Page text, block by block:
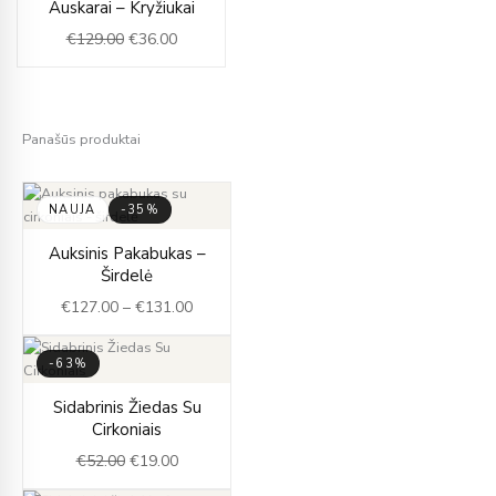
Auskarai – Kryžiukai
€129.00
was:
€129.00.
€36.00
is:
€36.00.
Panašūs produktai
NAUJA -35%
Auksinis Pakabukas –
Širdelė
€127.00 – €131.00
range:
through
-63%
Sidabrinis Žiedas Su
Cirkoniais
€52.00
Original
price
was:
€52.00.
€19.00
price
€19.00.